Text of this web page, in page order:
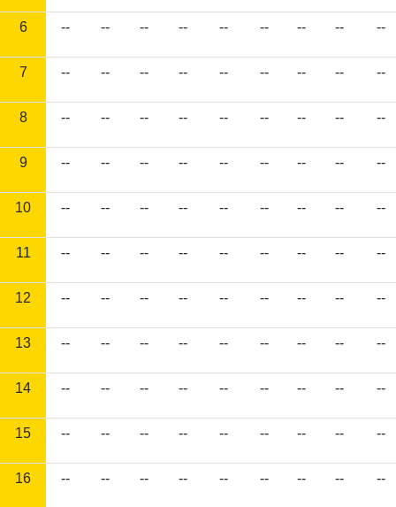
6 -- -- -- -- -- -- -- -- --
7 -- -- -- -- -- -- -- -- --
8 -- -- -- -- -- -- -- -- --
9 -- -- -- -- -- -- -- -- --
10 -- -- -- -- -- -- -- -- --
11 -- -- -- -- -- -- -- -- --
12 -- -- -- -- -- -- -- -- --
13 -- -- -- -- -- -- -- -- --
14 -- -- -- -- -- -- -- -- --
15 -- -- -- -- -- -- -- -- --
16 -- -- -- -- -- -- -- -- --